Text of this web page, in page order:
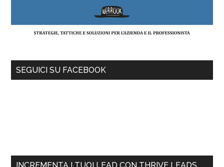
SEGUICI SU FACEBOOK